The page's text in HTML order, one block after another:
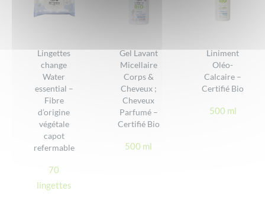
Convient dès les premiers jours de la vie
La Feuille d’Olivier, un actif millénaire d’exception
> Découvrir
Rapport qualité / prix
DONNER VOTRE AVIS
Lingettes
change
Water
essential –
Fibre
d’origine
végétale
capot
refermable
70
lingettes
Gel Lavant
Micellaire
Corps &
Cheveux ;
Cheveux
Parfumé –
Certifié Bio
500 ml
Liniment
Oléo-
Calcaire –
Certifié Bio
500 ml